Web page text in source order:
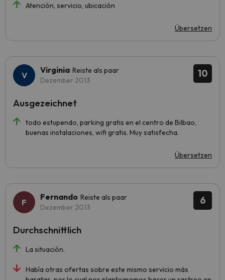
Atención, servicio, ubicación
Übersetzen
10
Virginia Reiste als paar
Dezember 2013
todo estupendo, parking gratis en el centro de Bilbao,
buenas instalaciones, wifi gratis. Muy satisfecha.
Übersetzen
Ausgezeichnet
6
Fernando Reiste als paar
Dezember 2013
La situación.
Había otras ofertas sobre este mismo servicio más
Durchschnittlich